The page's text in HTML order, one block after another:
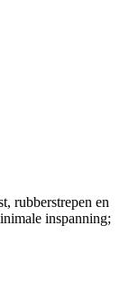
rubberstrepen en
inspanning;